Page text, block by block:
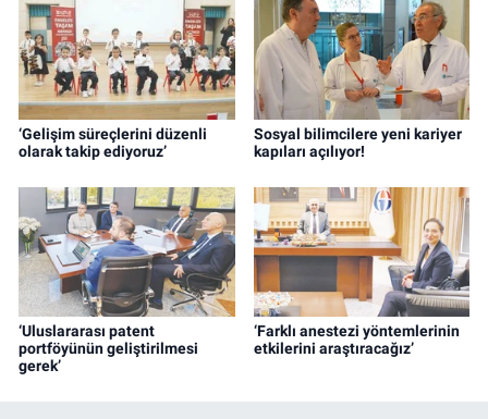
‘Gelişim süreçlerini düzenli
olarak takip ediyoruz’
Sosyal bilimcilere yeni kariyer
kapıları açılıyor!
‘Uluslararası patent
portföyünün geliştirilmesi
gerek’
‘Farklı anestezi yöntemlerinin
etkilerini araştıracağız’